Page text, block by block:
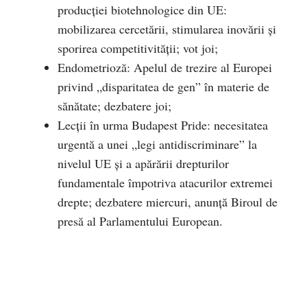
producției biotehnologice din UE:
mobilizarea cercetării, stimularea inovării și
sporirea competitivității; vot joi;
Endometrioză: Apelul de trezire al Europei
privind „disparitatea de gen” în materie de
sănătate; dezbatere joi;
Lecții în urma Budapest Pride: necesitatea
urgentă a unei „legi antidiscriminare” la
nivelul UE și a apărării drepturilor
fundamentale împotriva atacurilor extremei
drepte; dezbatere miercuri, anunță Biroul de
presă al Parlamentului European.